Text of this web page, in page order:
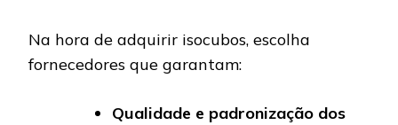
Na hora de adquirir isocubos, escolha
fornecedores que garantam:
Qualidade e padronização dos